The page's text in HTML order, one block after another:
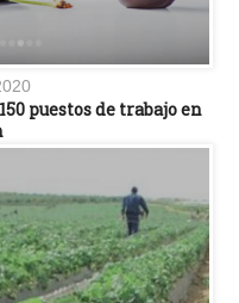
puestos de trabajo en